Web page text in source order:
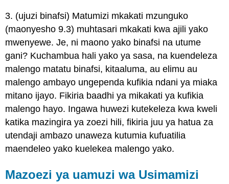
3. (ujuzi binafsi) Matumizi mkakati mzunguko
(maonyesho 9.3) muhtasari mkakati kwa ajili yako
mwenyewe. Je, ni maono yako binafsi na utume
gani? Kuchambua hali yako ya sasa, na kuendeleza
malengo matatu binafsi, kitaaluma, au elimu au
malengo ambayo ungependa kufikia ndani ya miaka
mitano ijayo. Fikiria baadhi ya mikakati ya kufikia
malengo hayo. Ingawa huwezi kutekeleza kwa kweli
katika mazingira ya zoezi hili, fikiria juu ya hatua za
utendaji ambazo unaweza kutumia kufuatilia
maendeleo yako kuelekea malengo yako.
Mazoezi ya uamuzi wa Usimamizi